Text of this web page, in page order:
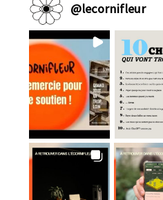
@lecornifleur